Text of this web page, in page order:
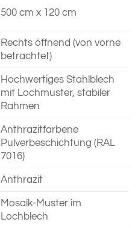
500 cm x 120 cm
Rechts öffnend (von vorne
betrachtet)
Hochwertiges Stahlblech
mit Lochmuster, stabiler
Rahmen
Anthrazitfarbene
Pulverbeschichtung (RAL
7016)
Anthrazit
Mosaik-Muster im
Lochblech